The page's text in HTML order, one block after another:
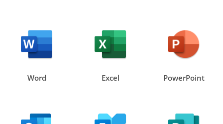
Word Excel PowerPoint